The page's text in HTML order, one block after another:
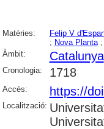
Matèries: Felip V
; Nova Planta;
Àmbit:
Catalunya
Cronologia: 1718
Accés: https://
Localització: